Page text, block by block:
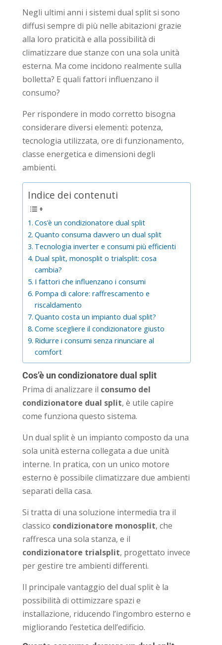
Negli ultimi anni i sistemi dual split si sono
diffusi sempre di più nelle abitazioni grazie
alla loro praticità e alla possibilità di
climatizzare due stanze con una sola unità
esterna. Ma come incidono realmente sulla
bolletta? E quali fattori influenzano il
consumo?
Per rispondere in modo corretto bisogna
considerare diversi elementi: potenza,
tecnologia utilizzata, ore di funzionamento,
classe energetica e dimensioni degli
ambienti.
Indice dei contenuti
Cos’è un condizionatore dual split
Quanto consuma davvero un dual split
Tecnologia inverter e consumi più efficienti
Dual split, monosplit o trialsplit: cosa
cambia?
I fattori che influenzano i consumi
Pompa di calore: raffrescamento e
riscaldamento
Quanto costa un impianto dual split?
Come scegliere il condizionatore giusto
Ridurre i consumi senza rinunciare al
comfort
Cos’è un condizionatore dual split
Prima di analizzare il consumo del
condizionatore dual split, è utile capire
come funziona questo sistema.
Un dual split è un impianto composto da una
sola unità esterna collegata a due unità
interne. In pratica, con un unico motore
esterno è possibile climatizzare due ambienti
separati della casa.
Si tratta di una soluzione intermedia tra il
classico condizionatore monosplit, che
raffresca una sola stanza, e il
condizionatore trialsplit, progettato invece
per gestire tre ambienti differenti.
Il principale vantaggio del dual split è la
possibilità di ottimizzare spazi e
installazione, riducendo l’ingombro esterno e
migliorando l’estetica dell’edificio.